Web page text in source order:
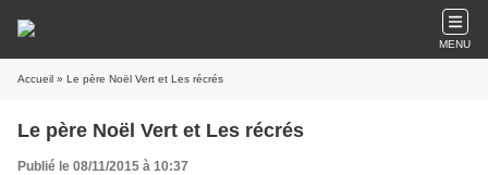
MENU
Accueil » Le père Noël Vert et Les récrés
Le père Noël Vert et Les récrés
Publié le 08/11/2015 à 10:37